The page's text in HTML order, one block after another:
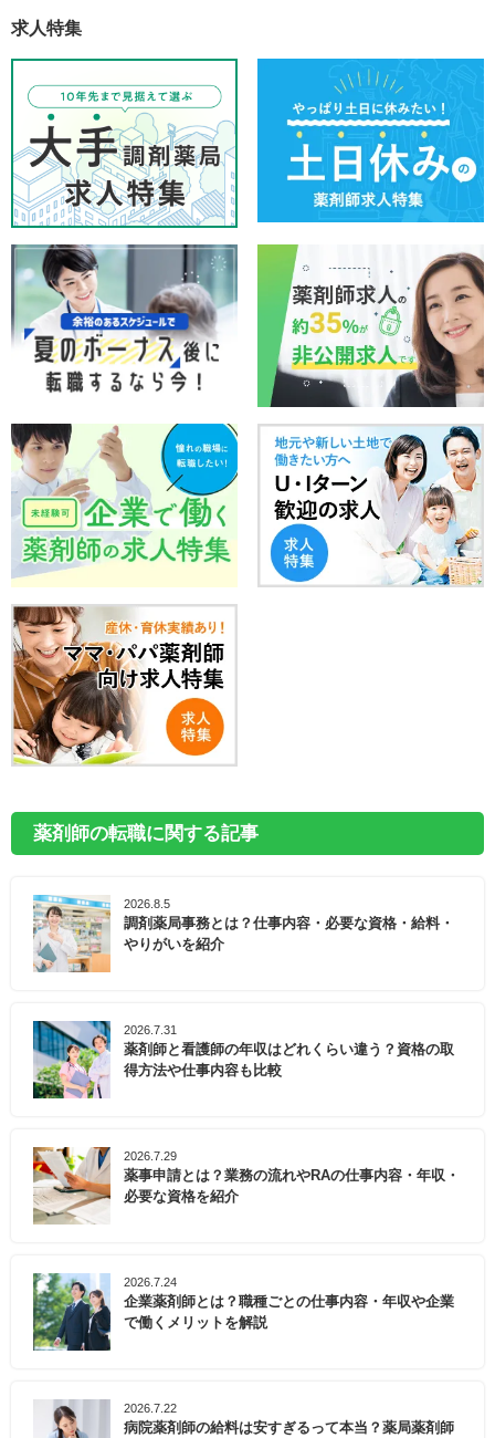
求人特集
薬剤師の転職に関する記事
2026.8.5
調剤薬局事務とは？仕事内容・必要な資格・給料・
やりがいを紹介
2026.7.31
薬剤師と看護師の年収はどれくらい違う？資格の取
得方法や仕事内容も比較
2026.7.29
薬事申請とは？業務の流れやRAの仕事内容・年収・
必要な資格を紹介
2026.7.24
企業薬剤師とは？職種ごとの仕事内容・年収や企業
で働くメリットを解説
2026.7.22
病院薬剤師の給料は安すぎるって本当？薬局薬剤師